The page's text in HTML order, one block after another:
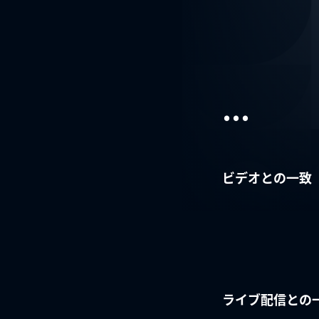
...
ビデオとの一致
ライブ配信との